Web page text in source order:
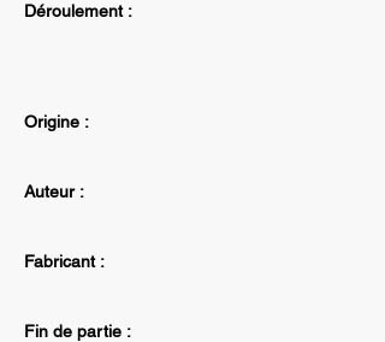
Déroulement :
Origine :
Auteur :
Fabricant :
Fin de partie :